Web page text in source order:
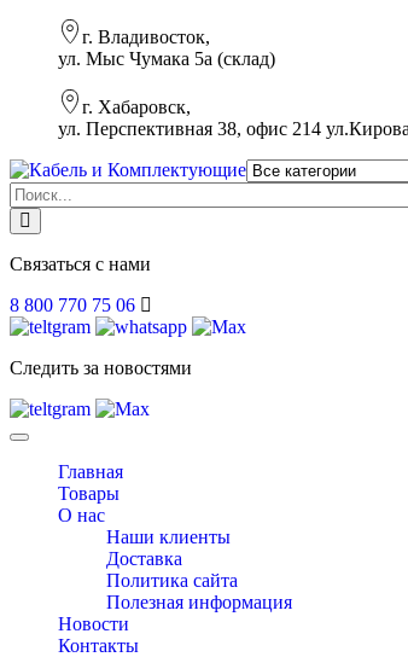
г. Владивосток,
ул. Мыс Чумака 5а (склад)
г. Хабаровск,
ул. Перспективная 38, офис 214
Связаться с нами
8 800 770 75 06
Следить за новостями
Toggle
navigationГлавная
Товары
О нас
Наши клиенты
Доставка
Политика сайта
Полезная информация
Новости
Контакты